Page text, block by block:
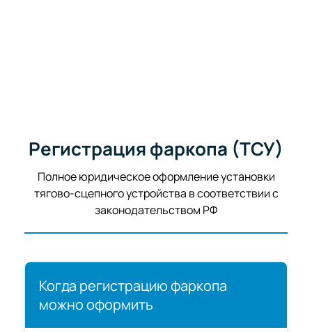
Регистрация фаркопа (ТСУ)
Полное юридическое оформление установки
тягово-сцепного устройства в соответствии с
законодательством РФ
Когда регистрацию фаркопа
можно оформить